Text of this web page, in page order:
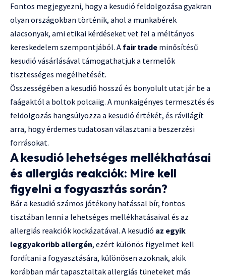
Fontos megjegyezni, hogy a kesudió feldolgozása gyakran
olyan országokban történik, ahol a munkabérek
alacsonyak, ami etikai kérdéseket vet fel a méltányos
kereskedelem szempontjából. A fair trade minősítésű
kesudió vásárlásával támogathatjuk a termelők
tisztességes megélhetését.
Összességében a kesudió hosszú és bonyolult utat jár be a
faágaktól a boltok polcaiig. A munkaigényes termesztés és
feldolgozás hangsúlyozza a kesudió értékét, és rávilágít
arra, hogy érdemes tudatosan választani a beszerzési
forrásokat.
A kesudió lehetséges mellékhatásai
és allergiás reakciók: Mire kell
figyelni a fogyasztás során?
Bár a kesudió számos jótékony hatással bír, fontos
tisztában lenni a lehetséges mellékhatásaival és az
allergiás reakciók kockázatával. A kesudió az egyik
leggyakoribb allergén, ezért különös figyelmet kell
fordítani a fogyasztására, különösen azoknak, akik
korábban már tapasztaltak allergiás tüneteket más